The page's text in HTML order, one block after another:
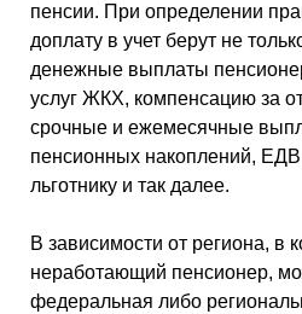
пенсии. При определении
доплату в учет берут не
денежные выплаты
услуг ЖКХ, компенсацию за
срочные и ежемесячные
пенсионных накоплений,
льготнику и так далее.
В зависимости от региона, в
неработающий пенсионер,
федеральная либо